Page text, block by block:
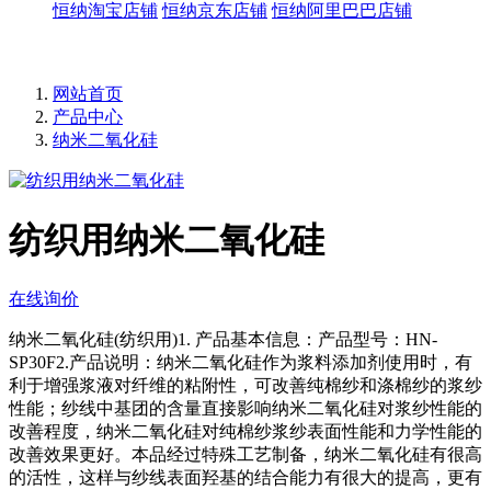
恒纳淘宝店铺 恒纳京东店铺 恒纳阿里巴巴店铺
网站首页
产品中心
纳米二氧化硅
纺织用纳米二氧化硅
在线询价
纳米二氧化硅(纺织用)1. 产品基本信息：产品型号：HN-
SP30F2.产品说明：纳米二氧化硅作为浆料添加剂使用时，有
利于增强浆液对纤维的粘附性，可改善纯棉纱和涤棉纱的浆纱
性能；纱线中基团的含量直接影响纳米二氧化硅对浆纱性能的
改善程度，纳米二氧化硅对纯棉纱浆纱表面性能和力学性能的
改善效果更好。本品经过特殊工艺制备，纳米二氧化硅有很高
的活性，这样与纱线表面羟基的结合能力有很大的提高，更有